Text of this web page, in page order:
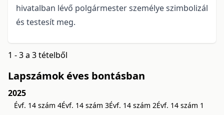
hivatalban lévő polgármester személye szimbolizál
és testesít meg.
1 - 3 a 3 tételből
Lapszámok éves bontásban
2025
Évf. 14 szám 4Évf. 14 szám 3Évf. 14 szám 2Évf. 14 szám 1